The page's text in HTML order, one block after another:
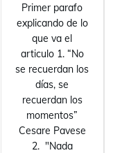
Primer parafo
explicando de lo
que va el
articulo 1. “No
se recuerdan los
días, se
recuerdan los
momentos”
Cesare Pavese
2. "Nada